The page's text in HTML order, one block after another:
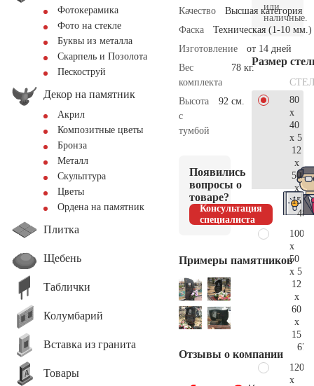
Фотокерамика
Фото на стекле
Буквы из металла
Скарпель и Позолота
Пескоструй
Декор на памятник
Акрил
Композитные цветы
Бронза
Металл
Скульптура
Цветы
Ордена на памятник
Плитка
Щебень
Таблички
Колумбарий
Вставка из гранита
Товары
Качество
Высшая категория
Фаска
Техническая (1-10 мм.)
Изготовление
от 14 дней
Вес
комплекта
78 кг.
Высота
с
тумбой
92 см.
Появились
вопросы о
товаре?
Консультация
специалиста
Примеры памятников
Отзывы о компании
или
наличные.
Размер
80
x
40
x 5
12
x
50
x
15
100
x
50
x 5
12
x
60
x
15
120
x